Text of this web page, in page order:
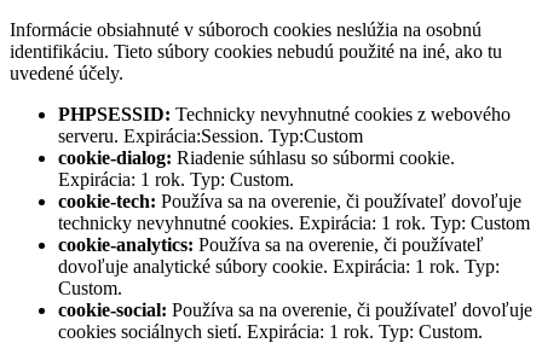
Informácie obsiahnuté v súboroch cookies neslúžia na osobnú
identifikáciu. Tieto súbory cookies nebudú použité na iné, ako tu
uvedené účely.
PHPSESSID: Technicky nevyhnutné cookies z webového
serveru. Expirácia:Session. Typ:Custom
cookie-dialog: Riadenie súhlasu so súbormi cookie.
Expirácia: 1 rok. Typ: Custom.
cookie-tech: Používa sa na overenie, či používateľ dovoľuje
technicky nevyhnutné cookies. Expirácia: 1 rok. Typ: Custom
cookie-analytics: Používa sa na overenie, či používateľ
dovoľuje analytické súbory cookie. Expirácia: 1 rok. Typ:
Custom.
cookie-social: Používa sa na overenie, či používateľ dovoľuje
cookies sociálnych sietí. Expirácia: 1 rok. Typ: Custom.